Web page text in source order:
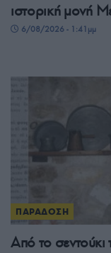
ιστορική μονή
6/08/2026 - 1:41μμ
ΠΑΡΑΔΟΣΗ
Από το σεντούκι